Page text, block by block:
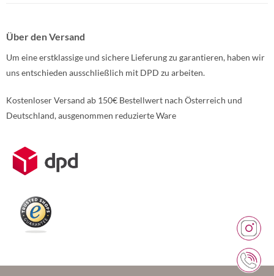
Über den Versand
Um eine erstklassige und sichere Lieferung zu garantieren, haben wir
uns entschieden ausschließlich mit DPD zu arbeiten.
Kostenloser Versand ab 150€ Bestellwert nach Österreich und
Deutschland, ausgenommen reduzierte Ware
Weitere Informationen über den gesperrten Inhalt.